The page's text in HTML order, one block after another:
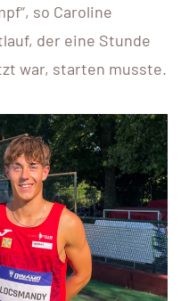
so Caroline
der eine Stunde
war, starten musste.